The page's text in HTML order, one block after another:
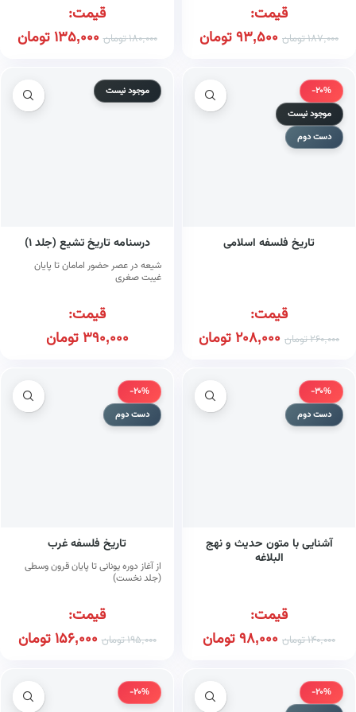
قیمت:
187,000تومان 93,500تومان
قیمت:
180,000تومان 135,000تومان
-20%
موجود نیست
دست دوم
تاریخ فلسفه اسلامی
قیمت:
260,000تومان 208,000تومان
موجود نیست
درسنامه تاریخ تشیع (جلد ۱)
شیعه در عصر حضور امامان تا پایان
غیبت صغری
قیمت:
390,000تومان
-30%
دست دوم
آشنایی با متون حدیث و نهج
البلاغه
قیمت:
140,000تومان 98,000تومان
-20%
دست دوم
تاریخ فلسفه غرب
از آغاز دوره یونانی تا پایان قرون وسطی
(جلد نخست)
قیمت:
195,000تومان 156,000تومان
-20%
-20%